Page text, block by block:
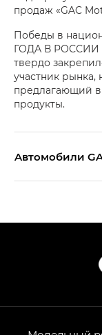
продаж «GAC
Победы в
ГОДА В РОССИИ -
твердо
участник рынка,
предлагающий
продукты.
Aвтомобили
Эс Икс
S7 — Эс 7
Эс Икс
в